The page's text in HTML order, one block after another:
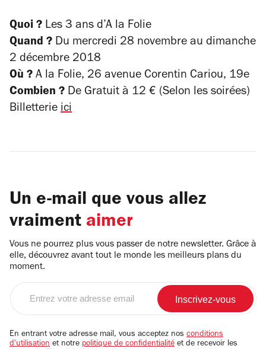
Quoi ? Les 3 ans d’A la Folie
Quand ? Du mercredi 28 novembre au dimanche
2 décembre 2018
Où ? A la Folie, 26 avenue Corentin Cariou, 19e
Combien ? De Gratuit à 12 € (Selon les soirées)
Billetterie ici
Un e-mail que vous allez
vraiment aimer
Vous ne pourrez plus vous passer de notre newsletter. Grâce à
elle, découvrez avant tout le monde les meilleurs plans du
moment.
email
En entrant votre adresse mail, vous acceptez nos conditions
d'utilisation et notre politique de confidentialité et de recevoir les